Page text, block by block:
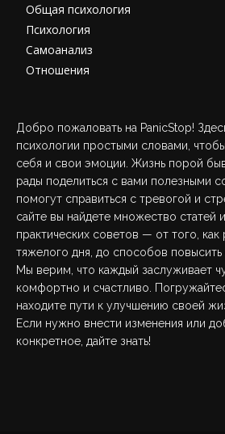
Общая психология
Психология
Самоанализ
Отношения
Добро пожаловать на PanicStop!
психологии простыми словами,
себя и свои эмоции. Жизнь порой
рады поделиться с вами полезными
помогут справиться с тревогой и
сайте вы найдете множество статей
практических советов — от того, как
тяжелого дня, до способов повысить
Мы верим, что каждый заслуживает
комфортно и счастливо.
находите пути к улучшению своей
Если нужно внести изменения или
конкретное, дайте знать!